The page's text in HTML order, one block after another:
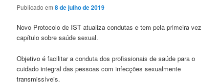
Publicado em8 de julho de 2019
Novo Protocolo de IST atualiza condutas e tem pela primeira vez
capítulo sobre saúde sexual.
Objetivo é facilitar a conduta dos profissionais de saúde para o
cuidado integral das pessoas com infecções sexualmente
transmissíveis.